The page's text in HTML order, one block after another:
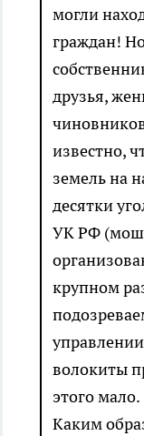
могли
граждан!
друзья,
известно,
земель на
десятки
УК РФ
крупном
волокиты
этого мало.
Каким